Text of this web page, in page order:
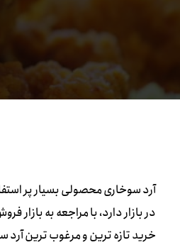
آرد سوخاری محصولی بسیار پر
در بازار دارد، با مراجعه به
خرید تازه ترین و مرغوب ترین آرد